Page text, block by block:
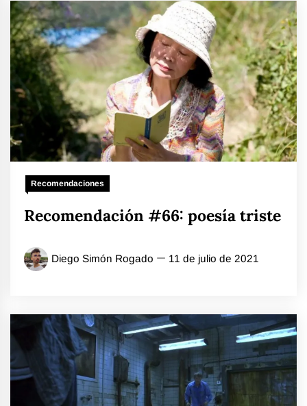
Recomendaciones
Recomendación #66: poesía triste
Diego Simón Rogado 11 de julio de 2021